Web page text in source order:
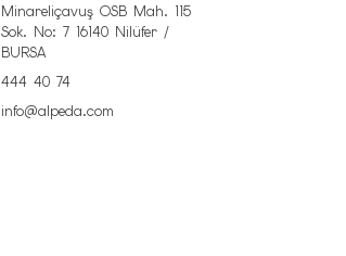
Minareliçavuş OSB Mah. 115
Sok. No: 7 16140 Nilüfer /
BURSA
444 40 74
info@alpeda.com